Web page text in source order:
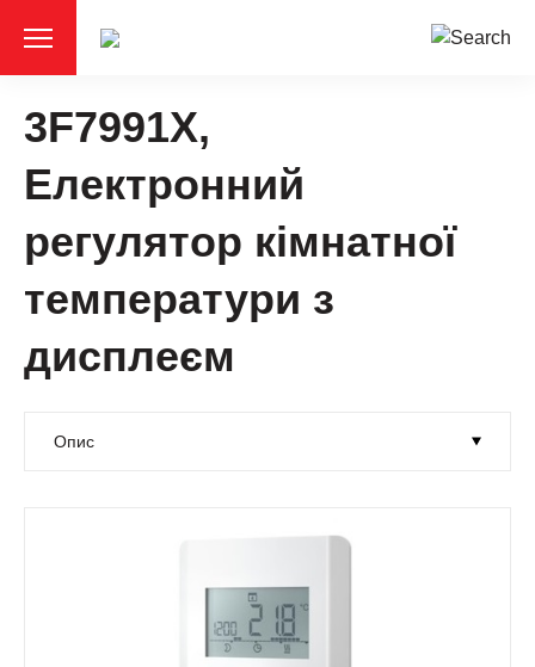
3F7991X,
Електронний
регулятор кімнатної
температури з
дисплеєм